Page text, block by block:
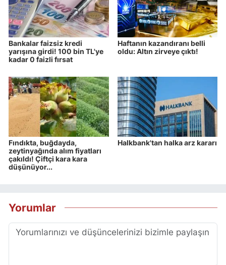
Bankalar faizsiz kredi
yarışına girdi! 100 bin TL'ye
kadar 0 faizli fırsat
Haftanın kazandıranı belli
oldu: Altın zirveye çıktı!
Fındıkta, buğdayda,
zeytinyağında alım fiyatları
çakıldı! Çiftçi kara kara
düşünüyor...
Halkbank'tan halka arz kararı
Yorumlar